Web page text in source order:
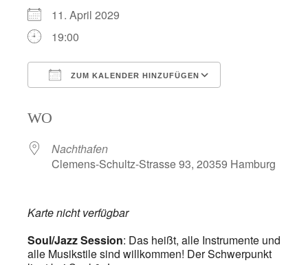
11. April 2029
19:00
ZUM KALENDER HINZUFÜGEN
WO
Nachthafen
Clemens-Schultz-Strasse 93, 20359 Hamburg
Karte nicht verfügbar
Soul/Jazz Session: Das heißt, alle Instrumente und
alle Musikstile sind willkommen! Der Schwerpunkt